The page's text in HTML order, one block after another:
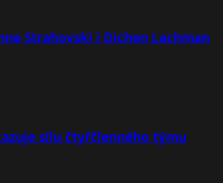
Strahovski i Dichen Lachman
sílu čtyřčlenného týmu